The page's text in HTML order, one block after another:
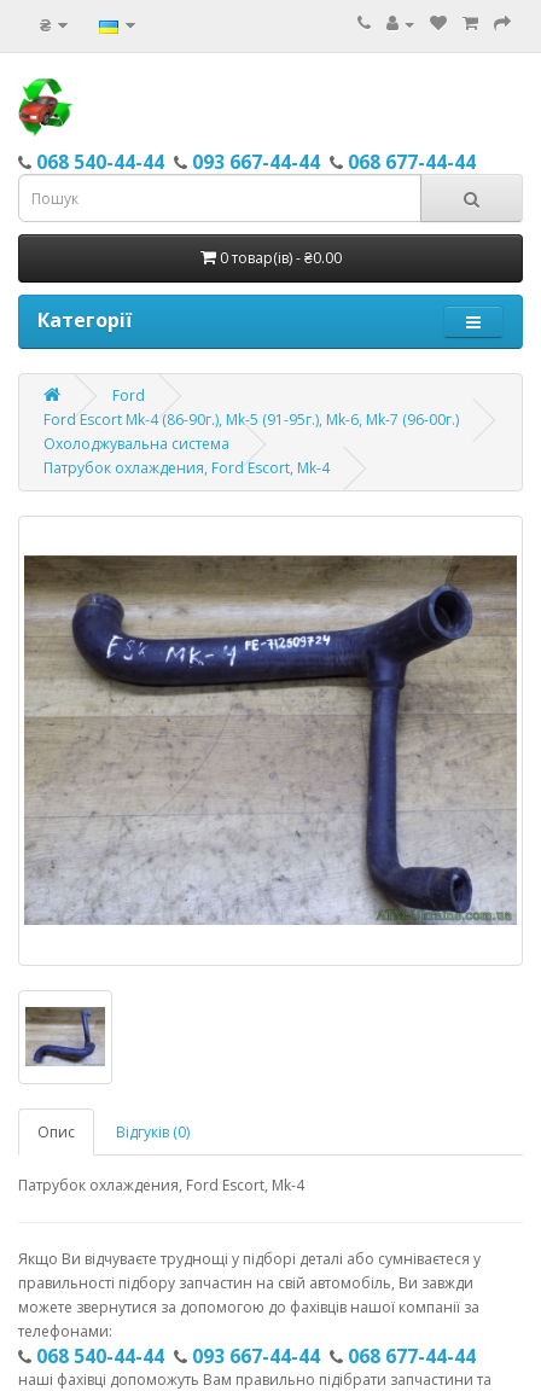
₴
068 540-44-44 093 667-44-44 068 677-44-44
0 товар(ів) - ₴0.00
Категорії
Ford
Ford Escort Mk-4 (86-90г.), Mk-5 (91-95г.), Mk-6, Mk-7 (96-00г.)
Охолоджувальна система
Патрубок охлаждения, Ford Escort, Mk-4
Опис Відгуків (0)
Патрубок охлаждения, Ford Escort, Mk-4
Якщо Ви відчуваєте труднощі у підборі деталі або сумніваєтеся у
правильності підбору запчастин на свій автомобіль, Ви завжди
можете звернутися за допомогою до фахівців нашої компанії за
телефонами:
068 540-44-44 093 667-44-44 068 677-44-44
наші фахівці допоможуть Вам правильно підібрати запчастини та